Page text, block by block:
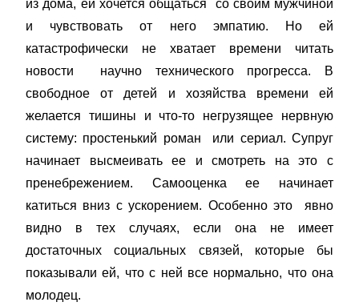
из дома, ей хочется общаться со своим мужчиной
и чувствовать от него эмпатию. Но ей
катастрофически не хватает времени читать
новости научно технического прогресса. В
свободное от детей и хозяйства времени ей
желается тишины и что-то негрузящее нервную
систему: простенький роман или сериал. Супруг
начинает высмеивать ее и смотреть на это с
пренебрежением. Самооценка ее начинает
катиться вниз с ускорением. Особенно это явно
видно в тех случаях, если она не имеет
достаточных социальных связей, которые бы
показывали ей, что с ней все нормально, что она
молодец.